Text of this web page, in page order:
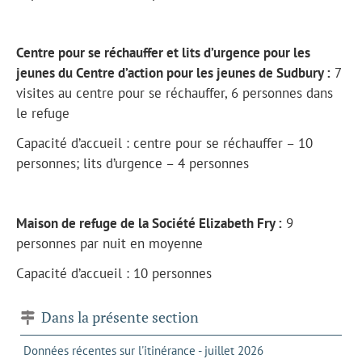
Centre pour se réchauffer et lits d’urgence pour les
jeunes du Centre d’action pour les jeunes de Sudbury : 7
visites au centre pour se réchauffer, 6 personnes dans
le refuge
Capacité d’accueil : centre pour se réchauffer – 10
personnes; lits d’urgence – 4 personnes
Maison de refuge de la Société Elizabeth Fry : 9
personnes par nuit en moyenne
Capacité d’accueil : 10 personnes
Dans la présente section
Données récentes sur l'itinérance - juillet 2026